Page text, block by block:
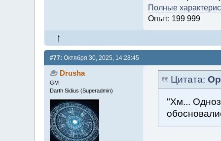
Полные
Опыт: 199 999
#77: Октября 30, 2025, 14:28:45
Drusha
GM
Darth Sidius (Superadmin)
Цитата:
"Хм...